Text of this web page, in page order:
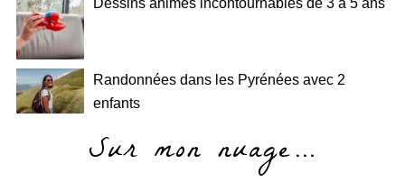
Dessins animés incontournables de 3 à 5 ans
Randonnées dans les Pyrénées avec 2
enfants
Sur mon nuage…